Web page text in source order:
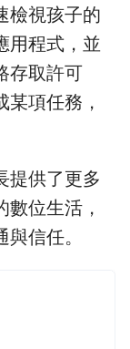
檢視孩子的
用程式，並
存取許可
項任務，
提供了更多
位生活，
信任。